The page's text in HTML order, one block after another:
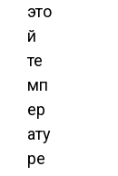
это
й
те
мп
ер
ату
ре